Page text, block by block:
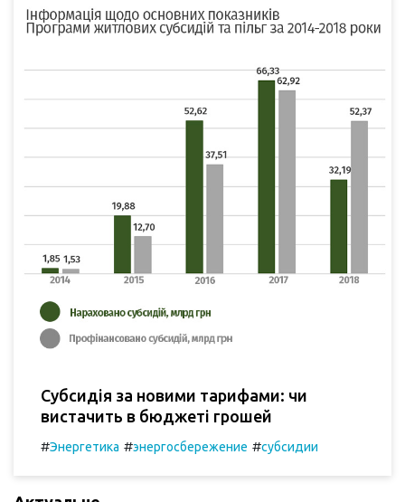
Субсидія за новими тарифами: чи
вистачить в бюджеті грошей
#Энергетика #энергосбережение #субсидии